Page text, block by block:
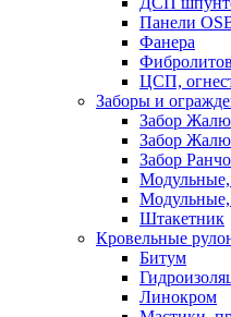
Панели
Фанера
ЦСП,
Заборы и
Забор
Забор
Забор
Модульные,
Штакетник
Кровельные
Битум
Линокром